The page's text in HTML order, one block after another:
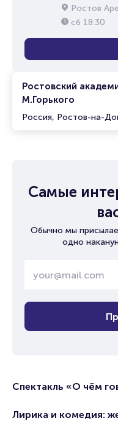
Ростовский
М.Горького
Россия, Ростов-на-
Ростов
сб 18:30
Самые
Обычно мы
одно
Спектакль «О чём
Лирика и комедия: